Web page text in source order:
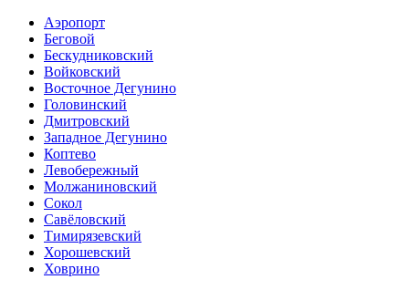
Аэропорт
Беговой
Бескудниковский
Войковский
Восточное Дегунино
Головинский
Дмитровский
Западное Дегунино
Коптево
Левобережный
Молжаниновский
Сокол
Савёловский
Тимирязевский
Хорошевский
Ховрино